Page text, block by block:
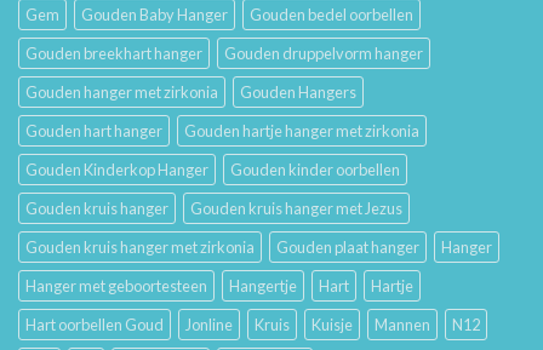
Gem
Gouden Baby Hanger
Gouden bedel oorbellen
Gouden breekhart hanger
Gouden druppelvorm hanger
Gouden hanger met zirkonia
Gouden Hangers
Gouden hart hanger
Gouden hartje hanger met zirkonia
Gouden Kinderkop Hanger
Gouden kinder oorbellen
Gouden kruis hanger
Gouden kruis hanger met Jezus
Gouden kruis hanger met zirkonia
Gouden plaat hanger
Hanger
Hanger met geboortesteen
Hangertje Hart
Hartje
Hart oorbellen Goud
Jonline Kruis Kuisje Mannen
N12